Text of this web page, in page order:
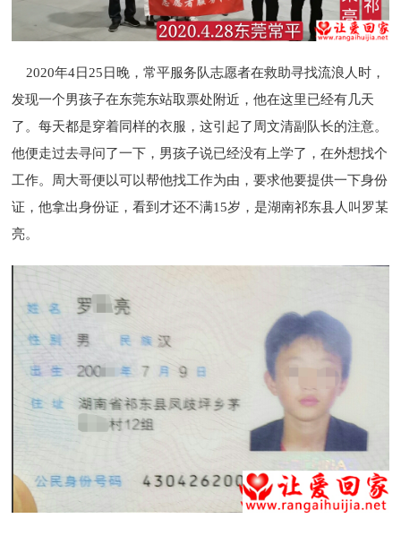
2020年4日25日晚，常平服务队志愿者在救助寻找流浪人时，
发现一个男孩子在东莞东站取票处附近，他在这里已经有几天
了。每天都是穿着同样的衣服，这引起了周文清副队长的注意。
他便走过去寻问了一下，男孩子说已经没有上学了，在外想找个
工作。周大哥便以可以帮他找工作为由，要求他要提供一下身份
证，他拿出身份证，看到才还不满15岁，是湖南祁东县人叫罗某
亮。